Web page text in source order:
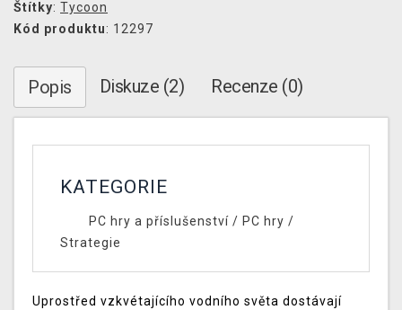
Štítky: Tycoon
Kód produktu: 12297
Popis Diskuze (2) Recenze (0)
KATEGORIE
PC hry a příslušenství/ PC hry /
Strategie
Uprostřed vzkvétajícího vodního světa dostávají